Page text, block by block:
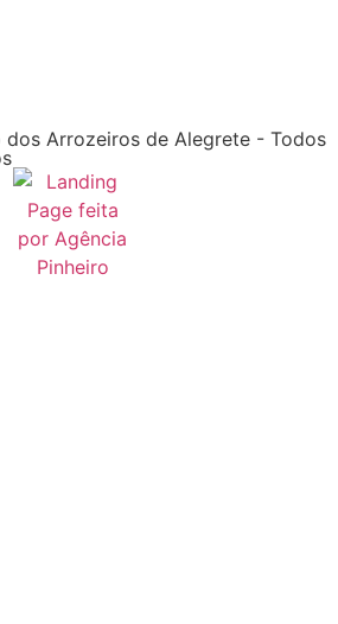
Arrozeiros de Alegrete - Todos